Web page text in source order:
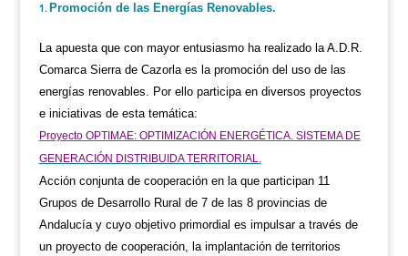
Promoción de las Energías Renovables.
La apuesta que con mayor entusiasmo ha realizado la A.D.R.
Comarca Sierra de Cazorla es la promoción del uso de las
energías renovables. Por ello participa en diversos proyectos
e iniciativas de esta temática:
Proyecto OPTIMAE: OPTIMIZACIÓN ENERGÉTICA. SISTEMA DE
GENERACIÓN DISTRIBUIDA TERRITORIAL.
Acción conjunta de cooperación en la que participan 11
Grupos de Desarrollo Rural de 7 de las 8 provincias de
Andalucía y cuyo objetivo primordial es impulsar a través de
un proyecto de cooperación, la implantación de territorios